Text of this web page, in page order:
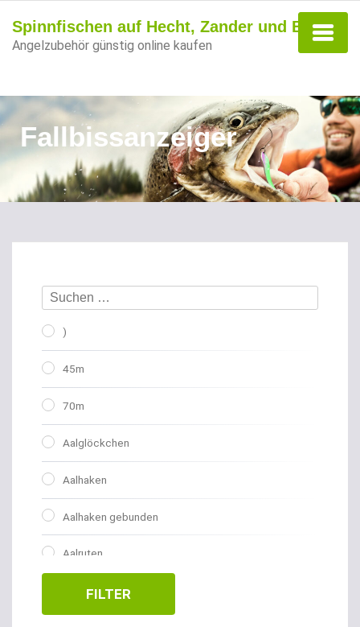
Spinnfischen auf Hecht, Zander und Barsch
Angelzubehör günstig online kaufen
Fallbissanzeiger
)
45m
70m
Aalglöckchen
Aalhaken
Aalhaken gebunden
Aalruten
Abhakmatten
FILTER